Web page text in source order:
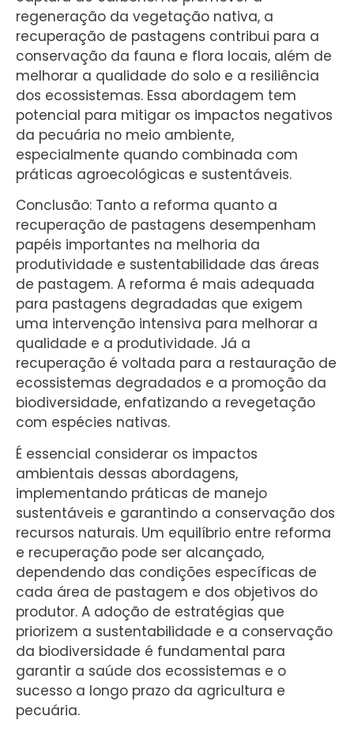
regeneração da vegetação nativa, a
recuperação de pastagens contribui para a
conservação da fauna e flora locais, além de
melhorar a qualidade do solo e a resiliência
dos ecossistemas. Essa abordagem tem
potencial para mitigar os impactos negativos
da pecuária no meio ambiente,
especialmente quando combinada com
práticas agroecológicas e sustentáveis.
Conclusão: Tanto a reforma quanto a
recuperação de pastagens desempenham
papéis importantes na melhoria da
produtividade e sustentabilidade das áreas
de pastagem. A reforma é mais adequada
para pastagens degradadas que exigem
uma intervenção intensiva para melhorar a
qualidade e a produtividade. Já a
recuperação é voltada para a restauração de
ecossistemas degradados e a promoção da
biodiversidade, enfatizando a revegetação
com espécies nativas.
É essencial considerar os impactos
ambientais dessas abordagens,
implementando práticas de manejo
sustentáveis e garantindo a conservação dos
recursos naturais. Um equilíbrio entre reforma
e recuperação pode ser alcançado,
dependendo das condições específicas de
cada área de pastagem e dos objetivos do
produtor. A adoção de estratégias que
priorizem a sustentabilidade e a conservação
da biodiversidade é fundamental para
garantir a saúde dos ecossistemas e o
sucesso a longo prazo da agricultura e
pecuária.